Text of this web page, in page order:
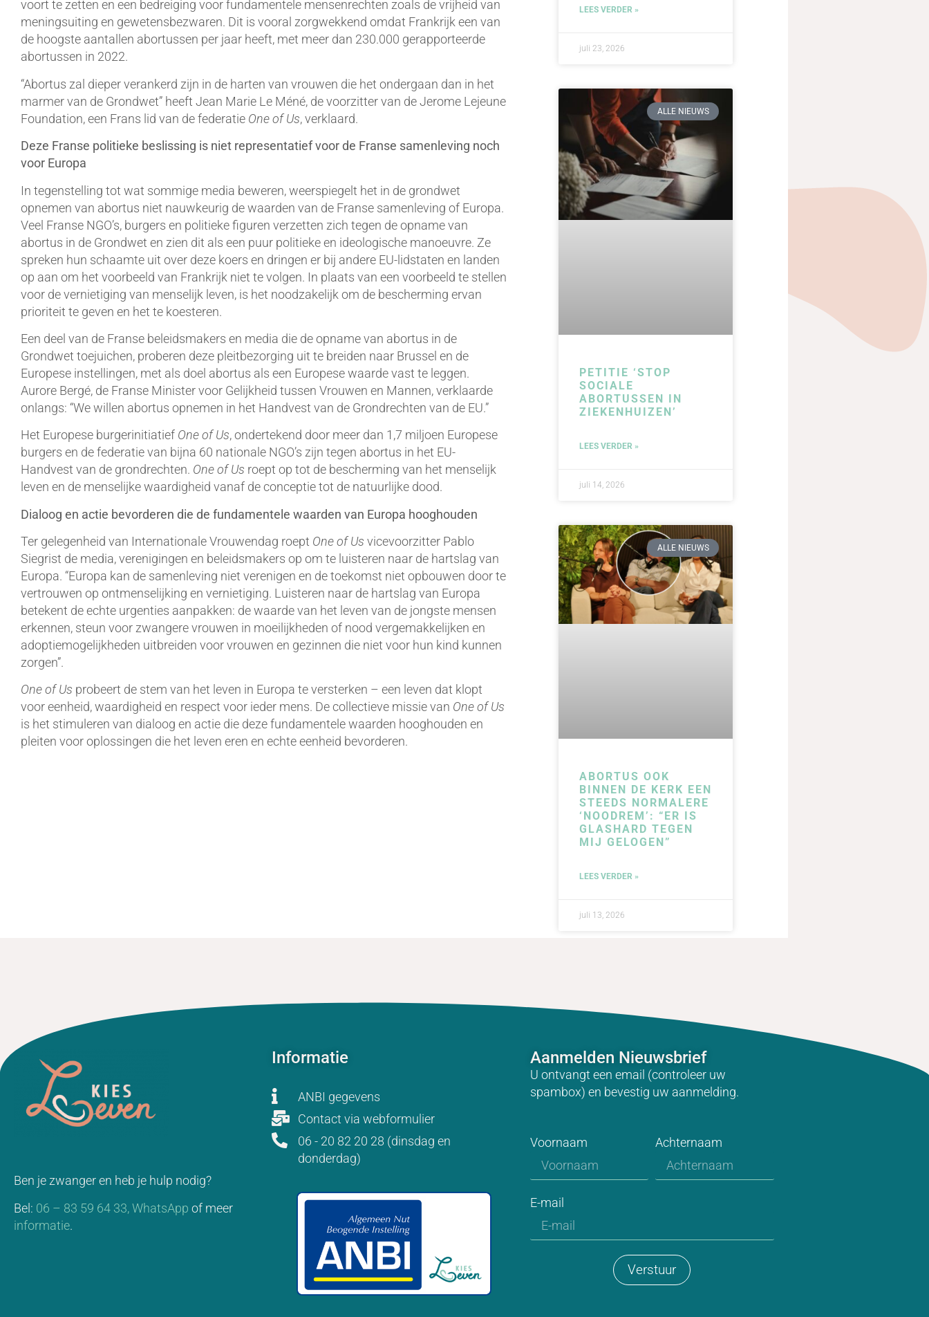
voort te zetten en een bedreiging voor fundamentele mensenrechten zoals de vrijheid van
meningsuiting en gewetensbezwaren. Dit is vooral zorgwekkend omdat Frankrijk een van
de hoogste aantallen abortussen per jaar heeft, met meer dan 230.000 gerapporteerde
abortussen in 2022.
“Abortus zal dieper verankerd zijn in de harten van vrouwen die het ondergaan dan in het
marmer van de Grondwet” heeft Jean Marie Le Méné, de voorzitter van de Jerome Lejeune
Foundation, een Frans lid van de federatie One of Us, verklaard.
Deze Franse politieke beslissing is niet representatief voor de Franse samenleving noch
voor Europa
In tegenstelling tot wat sommige media beweren, weerspiegelt het in de grondwet
opnemen van abortus niet nauwkeurig de waarden van de Franse samenleving of Europa.
Veel Franse NGO’s, burgers en politieke figuren verzetten zich tegen de opname van
abortus in de Grondwet en zien dit als een puur politieke en ideologische manoeuvre. Ze
spreken hun schaamte uit over deze koers en dringen er bij andere EU-lidstaten en landen
op aan om het voorbeeld van Frankrijk niet te volgen. In plaats van een voorbeeld te stellen
voor de vernietiging van menselijk leven, is het noodzakelijk om de bescherming ervan
prioriteit te geven en het te koesteren.
Een deel van de Franse beleidsmakers en media die de opname van abortus in de
Grondwet toejuichen, proberen deze pleitbezorging uit te breiden naar Brussel en de
Europese instellingen, met als doel abortus als een Europese waarde vast te leggen.
Aurore Bergé, de Franse Minister voor Gelijkheid tussen Vrouwen en Mannen, verklaarde
onlangs: “We willen abortus opnemen in het Handvest van de Grondrechten van de EU.”
Het Europese burgerinitiatief One of Us, ondertekend door meer dan 1,7 miljoen Europese
burgers en de federatie van bijna 60 nationale NGO’s zijn tegen abortus in het EU-
Handvest van de grondrechten. One of Us roept op tot de bescherming van het menselijk
leven en de menselijke waardigheid vanaf de conceptie tot de natuurlijke dood.
Dialoog en actie bevorderen die de fundamentele waarden van Europa hooghouden
Ter gelegenheid van Internationale Vrouwendag roept One of Us vicevoorzitter Pablo
Siegrist de media, verenigingen en beleidsmakers op om te luisteren naar de hartslag van
Europa. “Europa kan de samenleving niet verenigen en de toekomst niet opbouwen door te
vertrouwen op ontmenselijking en vernietiging. Luisteren naar de hartslag van Europa
betekent de echte urgenties aanpakken: de waarde van het leven van de jongste mensen
erkennen, steun voor zwangere vrouwen in moeilijkheden of nood vergemakkelijken en
adoptiemogelijkheden uitbreiden voor vrouwen en gezinnen die niet voor hun kind kunnen
zorgen”.
One of Us probeert de stem van het leven in Europa te versterken – een leven dat klopt
voor eenheid, waardigheid en respect voor ieder mens. De collectieve missie van One of Us
is het stimuleren van dialoog en actie die deze fundamentele waarden hooghouden en
pleiten voor oplossingen die het leven eren en echte eenheid bevorderen.
LEES VERDER »
juli 23, 2026
ALLE NIEUWS
PETITIE ‘STOP
SOCIALE
ABORTUSSEN IN
ZIEKENHUIZEN’
LEES VERDER »
juli 14, 2026
ALLE NIEUWS
ABORTUS OOK
BINNEN DE KERK EEN
STEEDS NORMALERE
‘NOODREM’: “ER IS
GLASHARD TEGEN
MIJ GELOGEN”
LEES VERDER »
juli 13, 2026
Ben je zwanger en heb je hulp nodig?
Bel: 06 – 83 59 64 33,WhatsApp of meer
informatie.
Informatie
ANBI gegevens
Contact via webformulier
06 - 20 82 20 28 (dinsdag en
donderdag)
Aanmelden Nieuwsbrief
U ontvangt een email (controleer uw
spambox) en bevestig uw aanmelding.
Voornaam Achternaam
E-mail
Verstuur